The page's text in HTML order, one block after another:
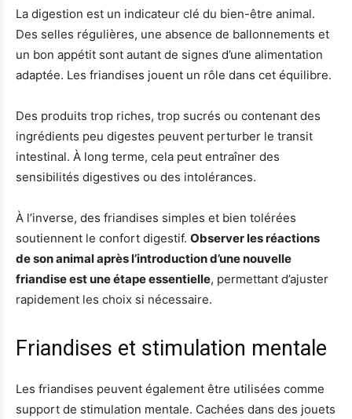
La digestion est un indicateur clé du bien-être animal.
Des selles régulières, une absence de ballonnements et
un bon appétit sont autant de signes d’une alimentation
adaptée. Les friandises jouent un rôle dans cet équilibre.
Des produits trop riches, trop sucrés ou contenant des
ingrédients peu digestes peuvent perturber le transit
intestinal. À long terme, cela peut entraîner des
sensibilités digestives ou des intolérances.
À l’inverse, des friandises simples et bien tolérées
soutiennent le confort digestif. Observer les réactions
de son animal après l’introduction d’une nouvelle
friandise est une étape essentielle, permettant d’ajuster
rapidement les choix si nécessaire.
Friandises et stimulation mentale
Les friandises peuvent également être utilisées comme
support de stimulation mentale. Cachées dans des jouets